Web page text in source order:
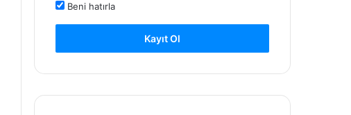
Beni hatırla
Kayıt Ol